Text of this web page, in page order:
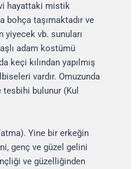
hayattaki mistik
bohça taşımaktadır ve
yiyecek vb. sunuları
adam kostümü
keçi kılından yapılmış
vardır. Omuzunda
tesbihi bulunur (Kul
Yine bir erkeğin
genç ve güzel gelini
ve güzelliğinden